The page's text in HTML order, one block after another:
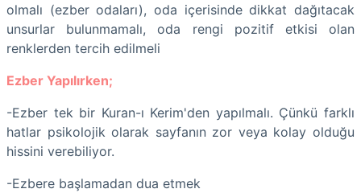
olmalı (ezber odaları), oda içerisinde dikkat dağıtacak
unsurlar bulunmamalı, oda rengi pozitif etkisi olan
renklerden tercih edilmeli
Ezber Yapılırken;
-Ezber tek bir Kuran-ı Kerim'den yapılmalı. Çünkü farklı
hatlar psikolojik olarak sayfanın zor veya kolay olduğu
hissini verebiliyor.
-Ezbere başlamadan dua etmek